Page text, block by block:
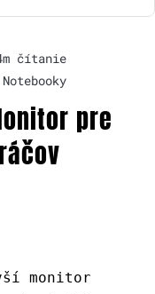
čítanie
Notebooky
pre
monitor